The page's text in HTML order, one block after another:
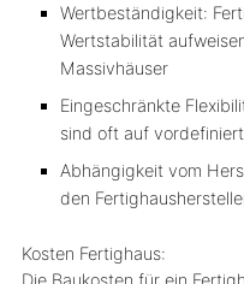
Wertbeständigkeit:
Wertstabilität
Massivhäuser
Eingeschränkte
sind oft auf
Abhängigkeit vom
den
Kosten Fertighaus: